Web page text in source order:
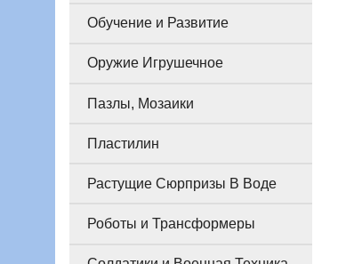
Обучение и Развитие
Оружие Игрушечное
Пазлы, Мозаики
Пластилин
Растущие Сюрпризы В Воде
Роботы и Трансформеры